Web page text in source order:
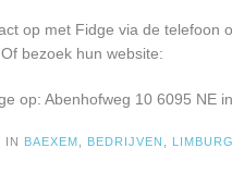
op met Fidge via de telefoon
. Of bezoek hun website:
op: Abenhofweg 10 6095 NE
IN BAEXEM BEDRIJVEN LIMBURG